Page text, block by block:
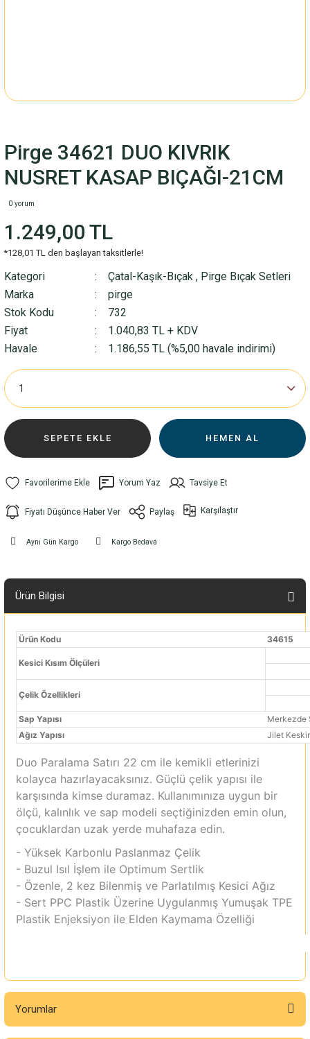
Pirge 34621 DUO KIVRIK
NUSRET KASAP BIÇAĞI-21CM
0 yorum
1.249,00 TL
*128,01 TL den başlayan taksitlerle!
Kategori Çatal-Kaşık-Bıçak , Pirge Bıçak Setleri
Marka
pirge
Stok Kodu
732
Fiyat
1.040,83 TL + KDV
Havale
1.186,55 TL (%5,00 havale indirimi)
SEPETE EKLE HEMEN AL
Yorum Yaz Tavsiye Et
Fiyatı Düşünce Haber Ver Paylaş Karşılaştır
Aynı Gün Kargo Kargo Bedava
Ürün Bilgisi
Ürün Kodu 34615
Kesici Kısım Ölçüleri
Çelik Özellikleri
Sap Yapısı
Merkezde
Ağız Yapısı
Jilet
Duo Paralama Satırı 22 cm ile kemikli etlerinizi
kolayca hazırlayacaksınız. Güçlü çelik yapısı ile
karşısında kimse duramaz. Kullanımınıza uygun bir
ölçü, kalınlık ve sap modeli seçtiğinizden emin olun,
çocuklardan uzak yerde muhafaza edin.
- Yüksek Karbonlu Paslanmaz Çelik
- Buzul Isıl İşlem ile Optimum Sertlik
- Özenle, 2 kez Bilenmiş ve Parlatılmış Kesici Ağız
- Sert PPC Plastik Üzerine Uygulanmış Yumuşak TPE
Plastik Enjeksiyon ile Elden Kaymama Özelliği
Yorumlar